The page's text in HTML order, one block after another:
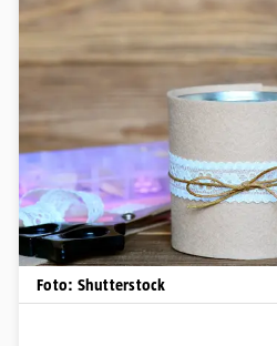
Foto: Shutterstock